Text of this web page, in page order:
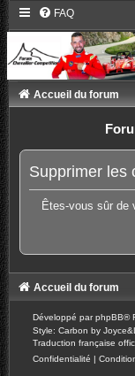
FAQ
Accueil du forum
Supprimer les
Êtes-vous sûr de
Accueil du forum
Développé parphpBB®
Style: Carbon by
Traduction française
Confidentialité |